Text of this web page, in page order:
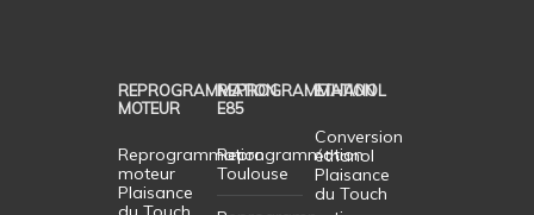
REPROGRAMMATION
MOTEUR
Reprogrammation
moteur
Plaisance
REPROGRAMMATION
E85
Reprogrammation
Toulouse
ETHANOL
Conversion
éthanol
Plaisance
du Touch